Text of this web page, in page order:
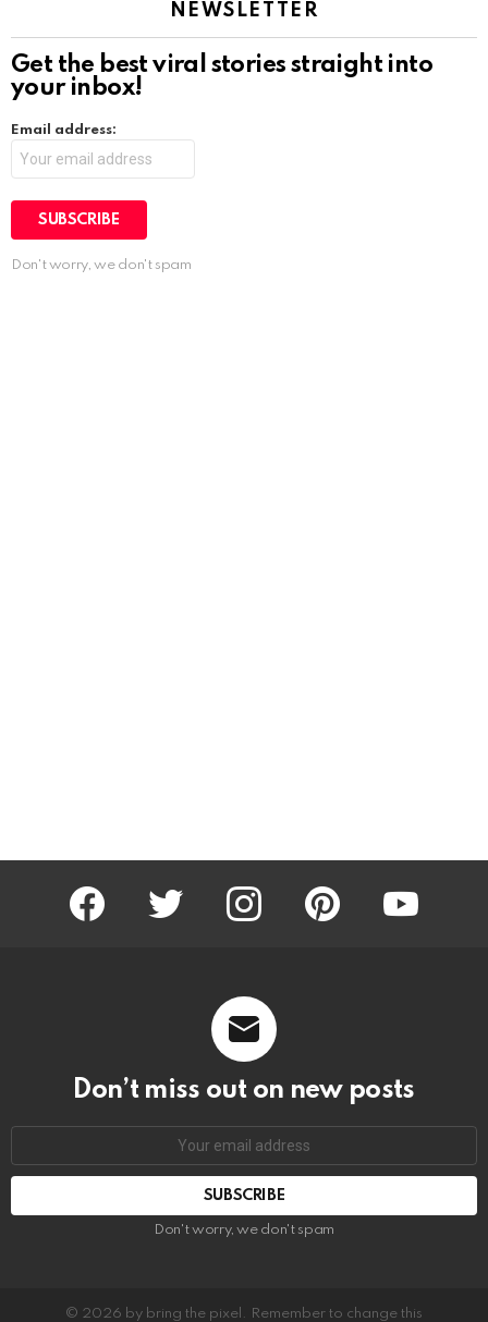
NEWSLETTER
Get the best viral stories straight into
your inbox!
Email address:
Don't worry, we don't spam
facebook twitter instagram pinterest youtube
Don’t miss out on new posts
Don't worry, we don't spam
© 2026 by bring the pixel. Remember to change this